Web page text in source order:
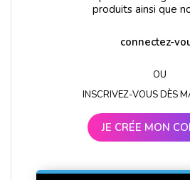
produits ainsi que
connectez-
OU
INSCRIVEZ-VOUS DÈS
JE CRÉE MON